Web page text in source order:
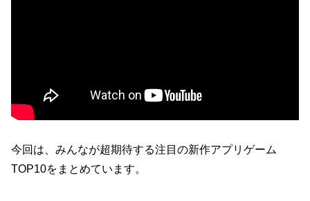
今回は、みんなが超期待する注目の新作アプリゲーム
TOP10をまとめています。